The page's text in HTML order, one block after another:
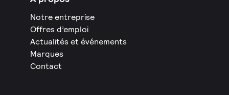
Notre entreprise
Offres d’emploi
Actualités et événements
Marques
Contact